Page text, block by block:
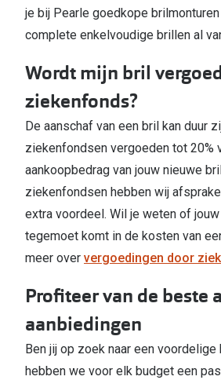
je bij Pearle goedkope
complete enkelvoudige brillen al
Wordt mijn bril
ziekenfonds?
De aanschaf van een bril kan duur
ziekenfondsen vergoeden tot 20%
aankoopbedrag van jouw nieuwe
ziekenfondsen hebben wij
extra voordeel. Wil je weten of
tegemoet komt in de kosten van
meer over vergoedingen door
Profiteer van de beste
aanbiedingen
Ben jij op zoek naar een voordelige
hebben we voor elk budget een